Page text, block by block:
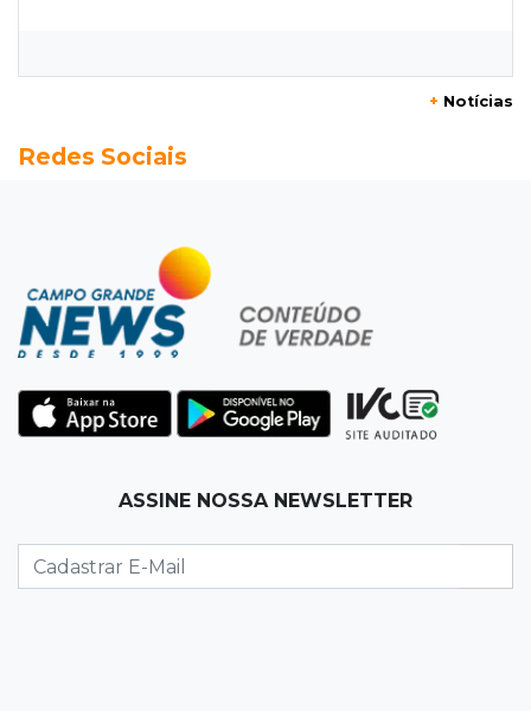
O escudo da fronteira: polícia está travando
Editorial
Equidade salarial não deveria depender da lei,
mas de princípios
Jogo
O velho e o mar
SEXTA, 07 DE AGOSTO
+ Notícias
Redes Sociais
ASSINE NOSSA NEWSLETTER